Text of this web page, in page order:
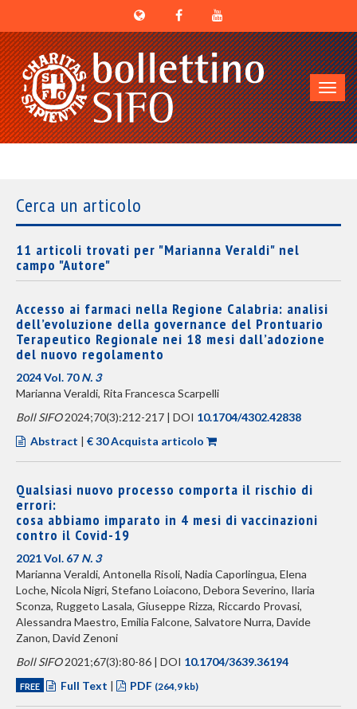
Cerca un articolo
11 articoli trovati per "Marianna Veraldi" nel
campo "Autore"
Accesso ai farmaci nella Regione Calabria: analisi
dell’evoluzione della governance del Prontuario
Terapeutico Regionale nei 18 mesi dall’adozione
del nuovo regolamento
2024 Vol. 70N. 3
Marianna Veraldi, Rita Francesca Scarpelli
Boll SIFO2024;70(3):212-217 | DOI 10.1704/4302.42838
Abstract | € 30 Acquista articolo
Qualsiasi nuovo processo comporta il rischio di
errori:
cosa abbiamo imparato in 4 mesi di vaccinazioni
contro il Covid-19
2021 Vol. 67 N. 3
Marianna Veraldi, Antonella Risoli, Nadia Caporlingua, Elena
Loche, Nicola Nigri, Stefano Loiacono, Debora Severino, Ilaria
Sconza, Ruggeto Lasala, Giuseppe Rizza, Riccardo Provasi,
Alessandra Maestro, Emilia Falcone, Salvatore Nurra, Davide
Zanon, David Zenoni
Boll SIFO2021;67(3):80-86 | DOI 10.1704/3639.36194
FREE Full Text | PDF (264,9 kb)